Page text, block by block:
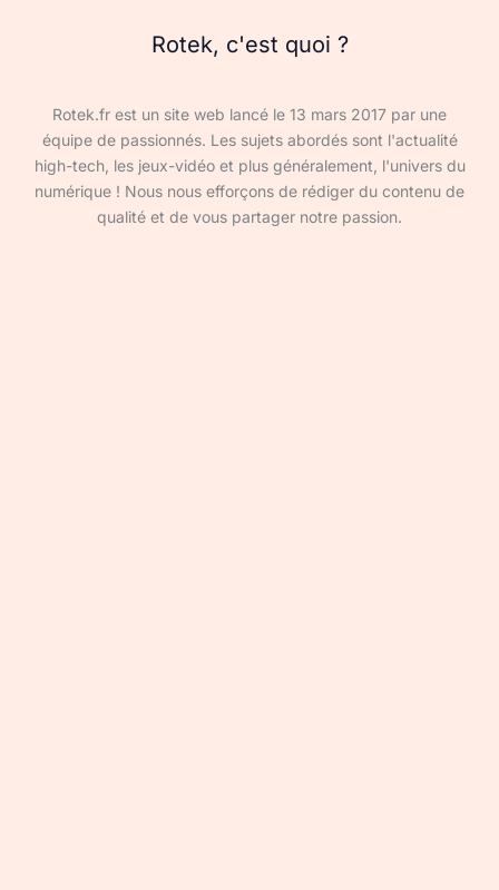
Rotek, c'est quoi ?
Rotek.fr est un site web lancé le 13 mars 2017 par une
équipe de passionnés. Les sujets abordés sont l'actualité
high-tech, les jeux-vidéo et plus généralement, l'univers du
numérique ! Nous nous efforçons de rédiger du contenu de
qualité et de vous partager notre passion.